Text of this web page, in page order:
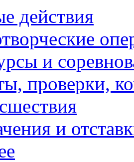
действия
и
проверки,
и